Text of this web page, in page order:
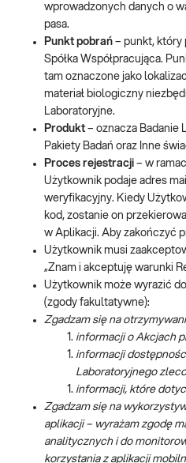
wprowadzonych danych o
pasa.
Punkt pobrań – punkt, który
Spółka Współpracująca.
tam oznaczone jako
materiał biologiczny
Laboratoryjne.
Produkt – oznacza Badanie
Pakiety Badań oraz Inne
Proces rejestracji – w
Użytkownik podaje adres
weryfikacyjny. Kiedy
kod, zostanie on
w Aplikacji. Aby zakończyć
Użytkownik musi
„Znam i akceptuję warunki
Użytkownik może wyrazić
(zgody fakultatywne):
Zgadzam się na
informacji o Akcjach
informacji
Laboratoryjnego
informacji, które
Zgadzam się na
aplikacji – wyrażam zgodę
analitycznych i do
korzystania z aplikacji